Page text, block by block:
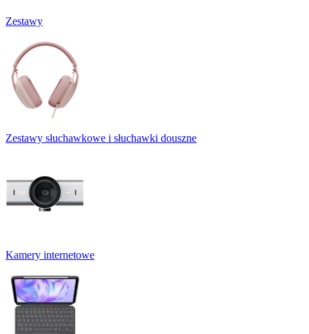
Zestawy
Zestawy słuchawkowe i słuchawki douszne
Kamery internetowe